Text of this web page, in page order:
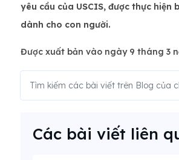
yêu cầu của USCIS, được thực hiện
dành cho con người.
Được xuất bản vào ngày 9 tháng 3
Các bài viết liên